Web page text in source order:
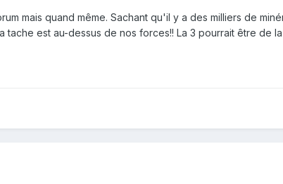
mais quand même. Sachant qu'il y a des milliers de
est au-dessus de nos forces!! La 3 pourrait être de